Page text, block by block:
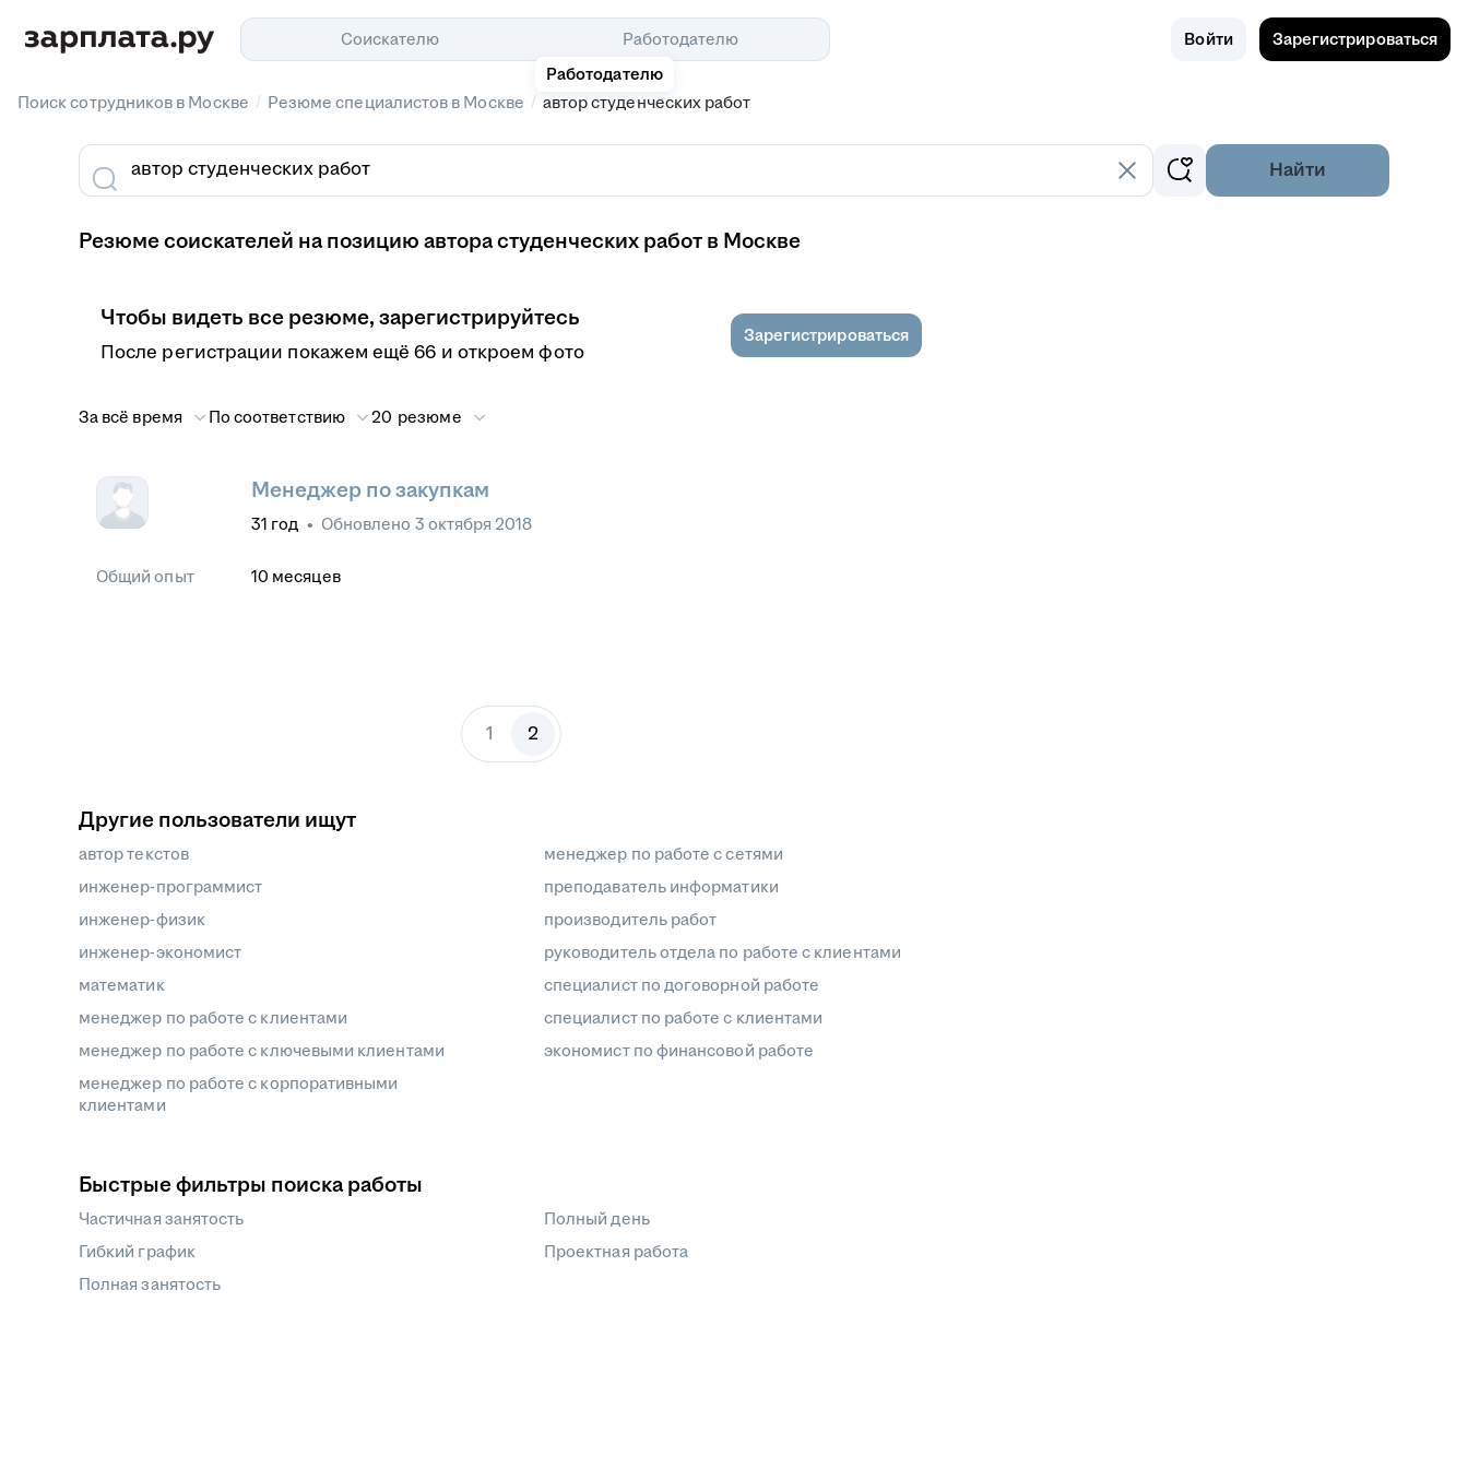
Соискателю
Работодателю
Работодателю
Войти Зарегистрироваться
Поиск сотрудников в Москве / Резюме специалистов в Москве / автор студенческих работ
Найти
Резюме соискателей на позицию автора студенческих работ в Москве
Чтобы видеть все резюме, зарегистрируйтесь
После регистрации покажем ещё 66 и откроем фото
Зарегистрироваться
За всё время По соответствию 20 резюме
Менеджер по закупкам
31 год • Обновлено 3 октября 2018
Общий опыт 10 месяцев
1 2
Другие пользователи ищут
автор текстов
инженер-программист
инженер-физик
инженер-экономист
математик
менеджер по работе с клиентами
менеджер по работе с ключевыми клиентами
менеджер по работе с корпоративными
клиентами
менеджер по работе с сетями
преподаватель информатики
производитель работ
руководитель отдела по работе с клиентами
специалист по договорной работе
специалист по работе с клиентами
экономист по финансовой работе
Быстрые фильтры поиска работы
Частичная занятость
Гибкий график
Полная занятость
Полный день
Проектная работа